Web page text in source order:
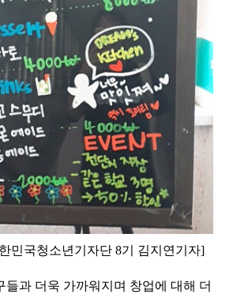
민국청소년기자단 8기 김지연기자]
들과 더욱 가까워지며 창업에 대해 더